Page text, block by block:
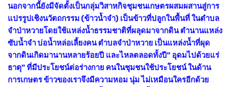
นอกจากนี้ยังมีจัดตั้งเป็นกลุ่มวิสาหกิจชุมชนเกษตรผสมผสานสู่การ
แปรรูปเชิงนวัตถกรรม (ข้าวน้ำจำ) เป็นข้าวที่ปลูกในพื้นที่ ในตำบล
จำป่าหวายโดยใช้แหล่งน้ำธรรมชาติที่ผลุดมาจากดิน ตำนานแหล่ง
ซับน้ำจำ บ่อน้ำหล่อเลี้ยงคน ตำบลจำป่าหวาย เป็นแหล่งน้ำที่ผุด
จากดินเกิดมานานหลายร้อยปี และไหลตลอดทั้งปี" อุดมไปด้วยแร่
ธาตุ" ที่มีประโยชน์ต่อร่างกาย คนในชุมชนใช้ประโยชน์ ในด้าน
การเกษตร ข้าวของเราจึงมีความหอม นุ่ม ไม่เหมือนใครอีกด้วย